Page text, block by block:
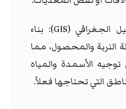
الجغرافي (GIS): بناء
التربة والمحصول، مما
الأسمدة والمياه
التي تحتاجها فعلاً.